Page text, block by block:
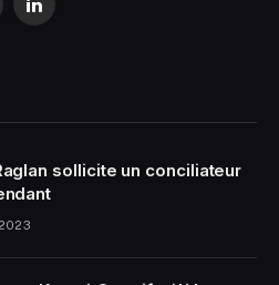
LinkedIn
sollicite un conciliateur